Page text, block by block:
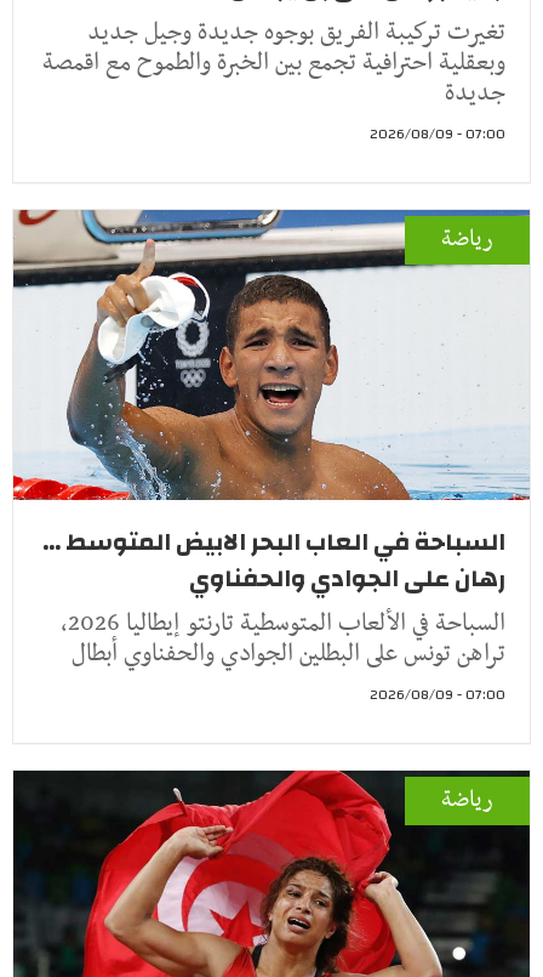
تغيرت تركيبة الفريق بوجوه جديدة وجيل جديد
وبعقلية احترافية تجمع بين الخبرة والطموح مع اقمصة
جديدة
07:00 - 2026/08/09
رياضة
السباحة في العاب البحر الابيض المتوسط ...
رهان على الجوادي والحفناوي
السباحة في الألعاب المتوسطية تارنتو إيطاليا 2026،
تراهن تونس على البطلين الجوادي والحفناوي أبطال
07:00 - 2026/08/09
رياضة